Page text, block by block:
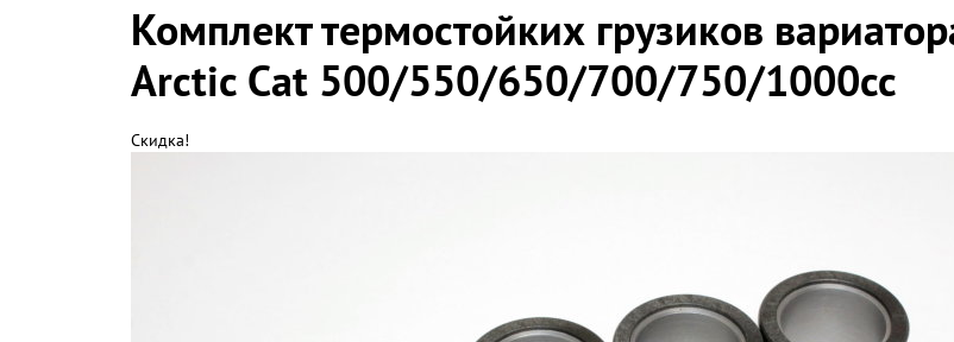
Комплект термостойких грузиков
Arctic Cat 500/550/650/700/750/1000cc
Скидка!